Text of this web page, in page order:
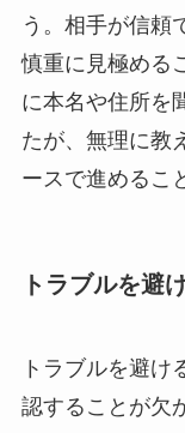
う。相手が信頼
慎重に見極める
に本名や住所を
たが、無理に教
ースで進めるこ
トラブルを避
トラブルを避け
認することが欠